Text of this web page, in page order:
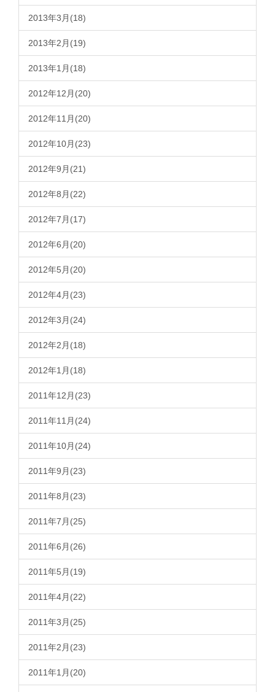
2013年3月(18)
2013年2月(19)
2013年1月(18)
2012年12月(20)
2012年11月(20)
2012年10月(23)
2012年9月(21)
2012年8月(22)
2012年7月(17)
2012年6月(20)
2012年5月(20)
2012年4月(23)
2012年3月(24)
2012年2月(18)
2012年1月(18)
2011年12月(23)
2011年11月(24)
2011年10月(24)
2011年9月(23)
2011年8月(23)
2011年7月(25)
2011年6月(26)
2011年5月(19)
2011年4月(22)
2011年3月(25)
2011年2月(23)
2011年1月(20)